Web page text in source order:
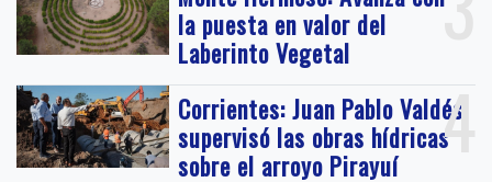
la puesta en valor del
Laberinto Vegetal
4
Corrientes: Juan Pablo Valdés
supervisó las obras hídricas
sobre el arroyo Pirayuí